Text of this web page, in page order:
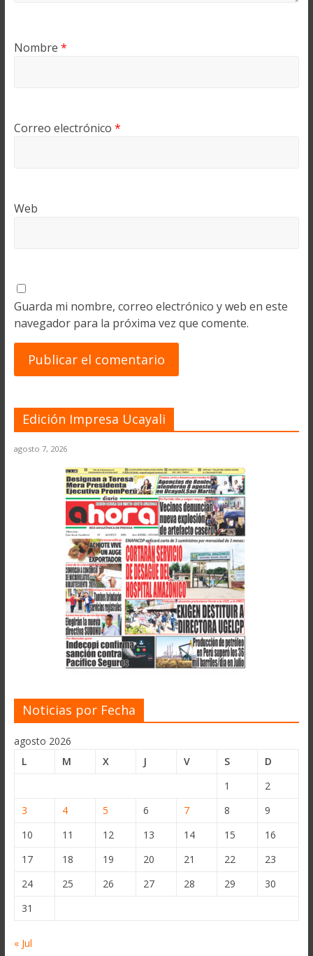
Nombre *
Correo electrónico *
Web
Guarda mi nombre, correo electrónico y web en este
navegador para la próxima vez que comente.
Edición Impresa Ucayali
agosto 7, 2026
Noticias por Fecha
agosto 2026
L
M X J V S
D
1
2
3
4 5 6 7 8
9
10
11 12 13 14 15
16
17
18 19 20 21 22
23
24
25 26 27 28 29
30
31
« Jul